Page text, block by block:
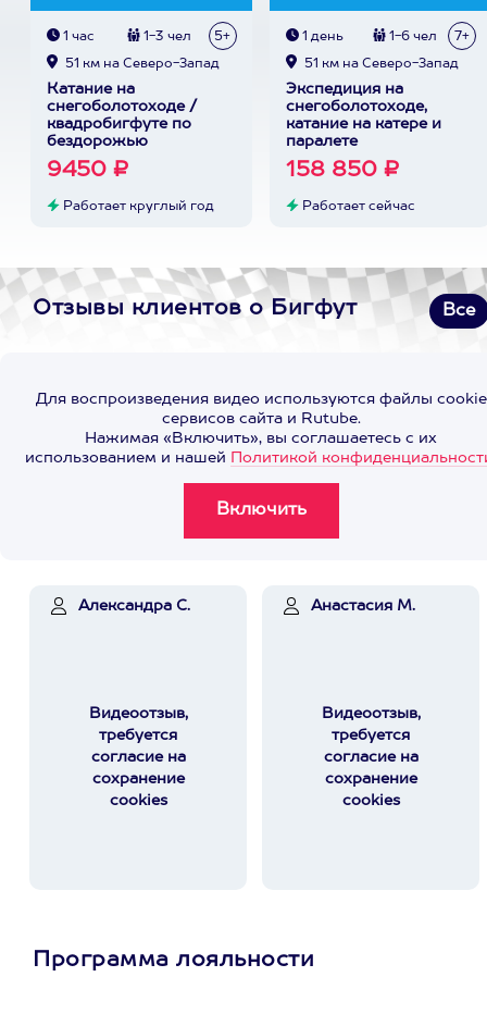
1 час 1-3 чел 5+
51 км на Северо-Запад
Катание на
снегоболотоходе /
квадробигфуте по
бездорожью
9450 ₽
Работает круглый год
1 день 1-6 чел 7+
51 км на Северо-Запад
Экспедиция на
снегоболотоходе,
катание на катере и
паралете
158 850 ₽
Работает сейчас
Отзывы клиентов о Бигфут Все
Для воспроизведения видео используются файлы cookie
сервисов сайта и Rutube.
Нажимая «Включить», вы соглашаетесь с их
использованием и нашей Политикой
Александра С.
Видеоотзыв,
требуется
согласие на
сохранение
cookies
Анастасия М.
Видеоотзыв,
требуется
согласие на
сохранение
cookies
Программа лояльности